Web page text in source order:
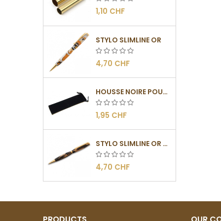
1,10 CHF
STYLO SLIMLINE OR
4,70 CHF
HOUSSE NOIRE POUR STYLOS
1,95 CHF
STYLO SLIMLINE OR - BARRETTE PLATE
4,70 CHF